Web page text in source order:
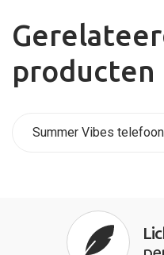
producten
Summer Vibes